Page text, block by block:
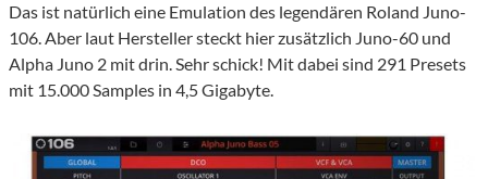
Das ist natürlich eine Emulation des legendären Roland Juno-
106. Aber laut Hersteller steckt hier zusätzlich Juno-60 und
Alpha Juno 2 mit drin. Sehr schick! Mit dabei sind 291 Presets
mit 15.000 Samples in 4,5 Gigabyte.